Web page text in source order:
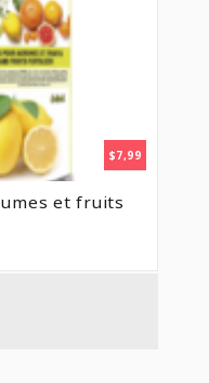
$7,99
et fruits